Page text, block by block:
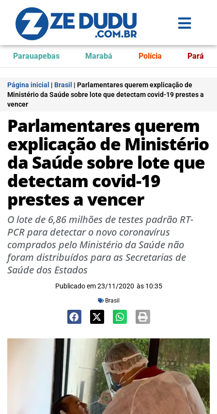
Parauapebas Marabá Polícia Pará
Página inicial | Brasil | Parlamentares querem explicação de
Ministério da Saúde sobre lote que detectam covid-19 prestes a
vencer
Parlamentares querem
explicação de Ministério
da Saúde sobre lote que
detectam covid-19
prestes a vencer
O lote de 6,86 milhões de testes padrão RT-
PCR para detectar o novo coronavírus
comprados pelo Ministério da Saúde não
foram distribuídos para as Secretarias de
Saúde dos Estados
Publicado em 23/11/2020 às 10:35
Brasil